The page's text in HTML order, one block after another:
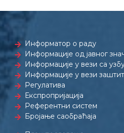
Информатор о раду
Информације од јавног
Информације у вези са
Информације у вези
Регулатива
Експропријација
Референтни систем
Бројање саобраћаја